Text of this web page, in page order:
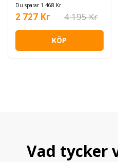
Du sparar 1 468 Kr
2 727 Kr 4 195 Kr
KÖP
Vad tycker